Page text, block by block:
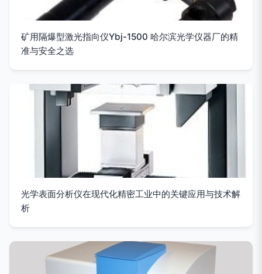
矿用隔爆型激光指向仪Ybj-1500 哈尔滨光学仪器厂的精
准与安全之选
光学表面分析仪在现代化精密工业中的关键应用与技术解
析